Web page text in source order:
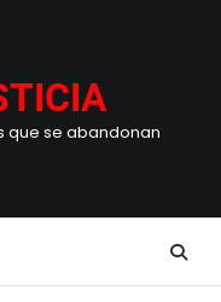
que se abandonan